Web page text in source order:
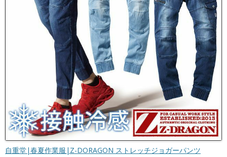
自重堂|春夏作業服|Z-DORAGON ストレッチジョガーパンツ